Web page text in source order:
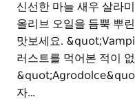
신선한 마늘 새우 살라
올리브 오일을 듬뿍 뿌
맛보세요.
러스트를 먹어본 적이
자…